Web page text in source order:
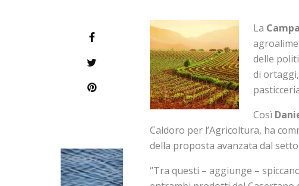
La
delle
di
Così
Caldoro per l’Agricoltura, ha
della proposta avanzata dal
“Tra questi – aggiunge –